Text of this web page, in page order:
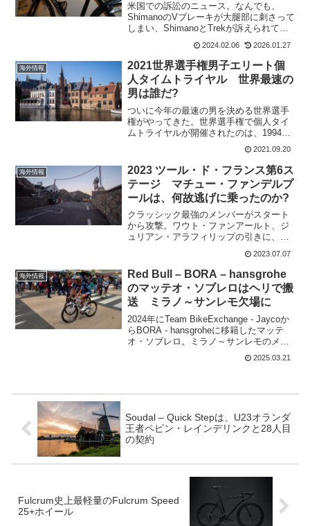
米国での訴訟のニュース。なんでも、
ShimanoのVブレーキが大腿部に刺さって
しまい、ShimanoとTrekが訴えられてい
る。落車した際の話だけど、200万ドルと
いえば日本円で約3億円だ。合理的注意義
務に違反ロードアイランド・ロイヤー
ズ・...
2024.02.06 2026.01.27
海外情報
2021世界選手権男子エリート個
人タイムトライヤル 世界最速の
男は誰だ?
ついに今年の最速の男を決める世界選手
権がやってきた。世界選手権で個人タイ
ムトライヤルが開催されたのは、1994年
から。クリス・ボードマンが最初の世界
チャンピオンだ。過去10年の王者は
2020 フィリッポ・ガンナ 2019 ローハ
ン・デ...
2021.09.20
海外情報
2023 ツール・ド・フランス第6ス
テージ マチュー・ファンデルプ
ールは、何故逃げに乗ったのか?
クラッシック最強のメンバーがスタート
から攻撃。ワウト・ファンアールト、ジ
ュリアン・アラフィリップの引きに、マ
チュー・ファンデルプールも飛びつい
た。そして、マチュー・ファンデルプー
ルが先頭を鬼引きしてことで、集団は追
走を諦める。自分の勝てるス...
2023.07.07
海外情報
Red Bull – BORA – hansgrohe
のマッテオ・ソブレロはヘリで搬
送 ミラノ～サンレモ欠場に
2024年にTeam BikeExchange - Jaycoか
らBORA - hansgroheに移籍したマッテ
オ・ソブレロ。ミラノ～サンレモのメン
バーに選ばれていたけれど、トレーニン
グ中の事故で欠場となってしまった。ヘ
2025.03.21
Soudal – Quick Stepは、U23オランダ
王者ペピン・レインデリンクと28人目
の契約
Fulcrum史上最軽量のFulcrum Speed
25+ホイール